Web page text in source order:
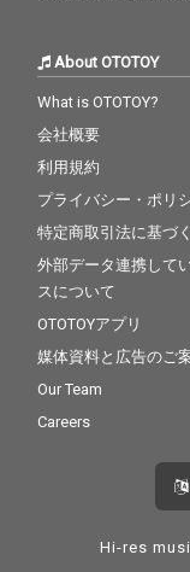
About OTOTOY
What is OTOTOY?
会社概要
利用規約
プライバシー・ポリ
特定商取引法に基づ
外部データ連携して
スについて
OTOTOYアプリ
媒体資料と広告のご
Our Team
Careers
Hi-res